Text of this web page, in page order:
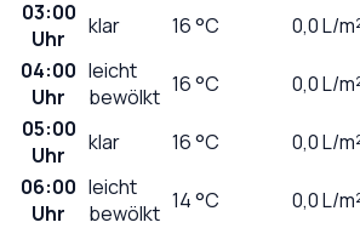
03:00
Uhr
klar 16°C 0,0L/
04:00
Uhr
leicht
bewölkt 16°C 0,0L/
05:00
Uhr
klar 16°C 0,0L/
06:00
Uhr
leicht
bewölkt 14°C 0,0L/